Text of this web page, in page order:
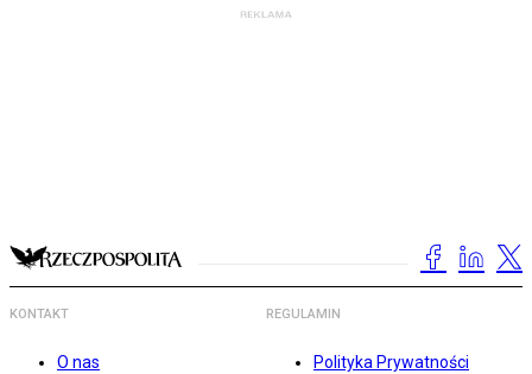
KONTAKT
O nas
REGULAMIN
Polityka Prywatności